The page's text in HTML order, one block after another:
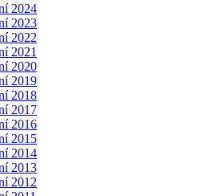
2024
2023
2022
2021
2020
2019
2018
2017
2016
2015
2014
2013
2012